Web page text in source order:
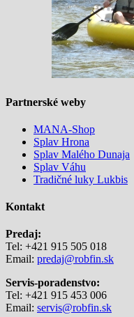
Partnerské weby
MANA-Shop
Splav Hrona
Splav Malého Dunaja
Splav Váhu
Tradičné luky Lukbis
Kontakt
Predaj:
Tel: +421 915 505 018
Email: predaj@robfin.sk
Servis-poradenstvo:
Tel: +421 915 453 006
Email: servis@robfin.sk